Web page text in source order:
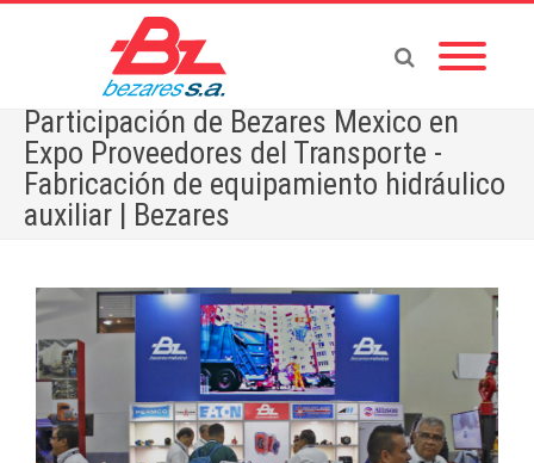
Participación de Bezares Mexico en
Expo Proveedores del Transporte -
Fabricación de equipamiento hidráulico
auxiliar | Bezares
Home»Noticias - Español
Participación de Bezares Mexico en Expo Proveedores del Transporte